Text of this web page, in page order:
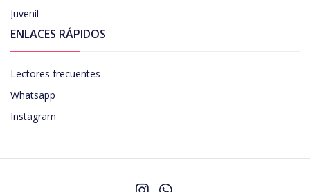
Juvenil
ENLACES RÁPIDOS
Lectores frecuentes
Whatsapp
Instagram